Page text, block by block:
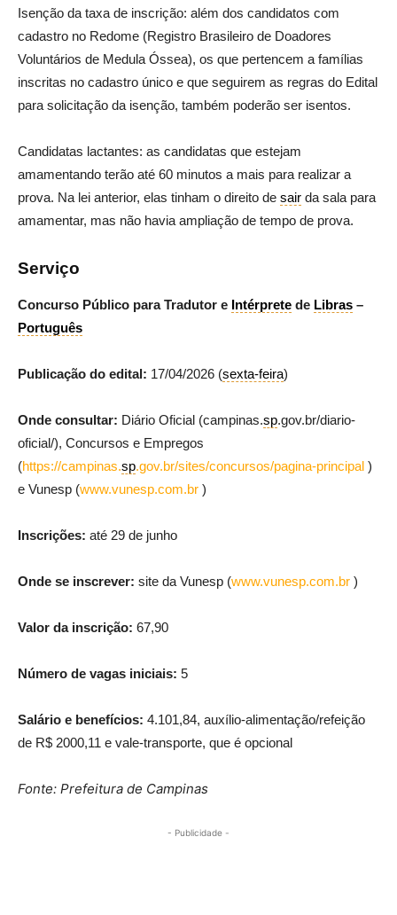
Isenção da taxa de inscrição: além dos candidatos com
cadastro no Redome (Registro Brasileiro de Doadores
Voluntários de Medula Óssea), os que pertencem a famílias
inscritas no cadastro único e que seguirem as regras do Edital
para solicitação da isenção, também poderão ser isentos.
Candidatas lactantes: as candidatas que estejam
amamentando terão até 60 minutos a mais para realizar a
prova. Na lei anterior, elas tinham o direito de sair da sala para
amamentar, mas não havia ampliação de tempo de prova.
Serviço
Concurso Público para Tradutor e Intérprete de Libras –
Português
Publicação do edital: 17/04/2026 (sexta-feira)
Onde consultar: Diário Oficial (campinas.sp.gov.br/diario-
oficial/), Concursos e Empregos
(https://campinas.sp.gov.br/sites/concursos/pagina-principal )
e Vunesp (www.vunesp.com.br )
Inscrições: até 29 de junho
Onde se inscrever: site da Vunesp (www.vunesp.com.br )
Valor da inscrição: 67,90
Número de vagas iniciais: 5
Salário e benefícios: 4.101,84, auxílio-alimentação/refeição
de R$ 2000,11 e vale-transporte, que é opcional
Fonte: Prefeitura de Campinas
- Publicidade -